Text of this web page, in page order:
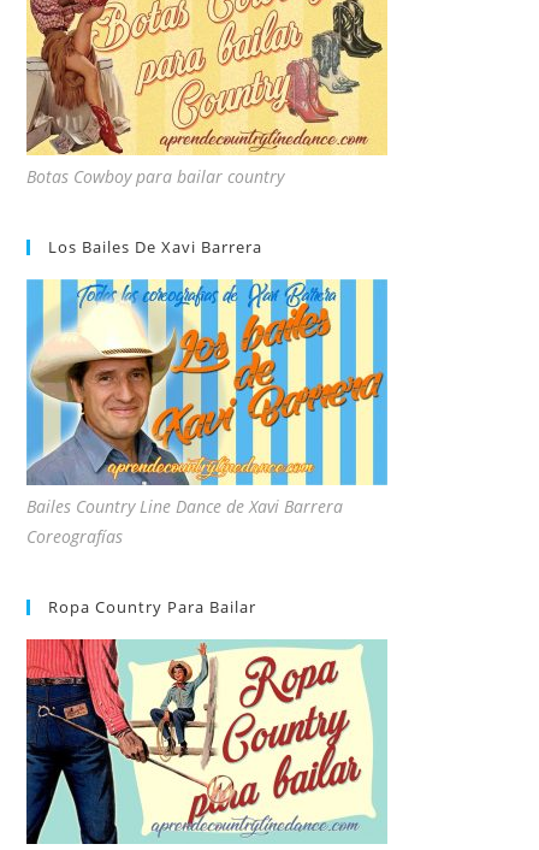
Botas Cowboy para bailar country
Los Bailes De Xavi Barrera
Bailes Country Line Dance de Xavi Barrera
Coreografías
Ropa Country Para Bailar